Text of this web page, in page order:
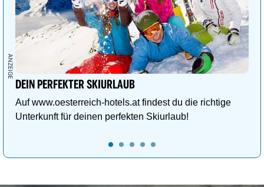
DEIN PERFEKTER SKIURLAUB
Auf www.oesterreich-hotels.at findest du die richtige
Unterkunft für deinen perfekten Skiurlaub!